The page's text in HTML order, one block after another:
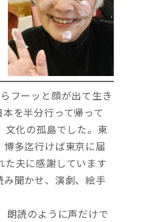
フーッと顔が出て生き
を半分行って帰って
文化の孤島でした。東
多迄行けば東京に届
夫に感謝しています
聞かせ、演劇、絵手
朗読のように声だけで